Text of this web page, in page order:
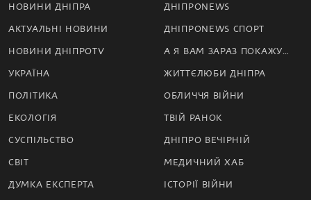
НОВИНИ ДНІПРА
АКТУАЛЬНІ НОВИНИ
НОВИНИ ДНІПРОTV
УКРАЇНА
ПОЛІТИКА
ЕКОЛОГІЯ
СУСПІЛЬСТВО
СВІТ
ДУМКА ЕКСПЕРТА
ДНІПРОNEWS
ДНІПРОNEWS СПОРТ
А Я ВАМ ЗАРАЗ ПОКАЖУ…
ЖИТТЄЛЮБИ ДНІПРА
ОБЛИЧЧЯ ВІЙНИ
ТВІЙ РАНОК
ДНІПРО ВЕЧІРНІЙ
МЕДИЧНИЙ ХАБ
ІСТОРІЇ ВІЙНИ